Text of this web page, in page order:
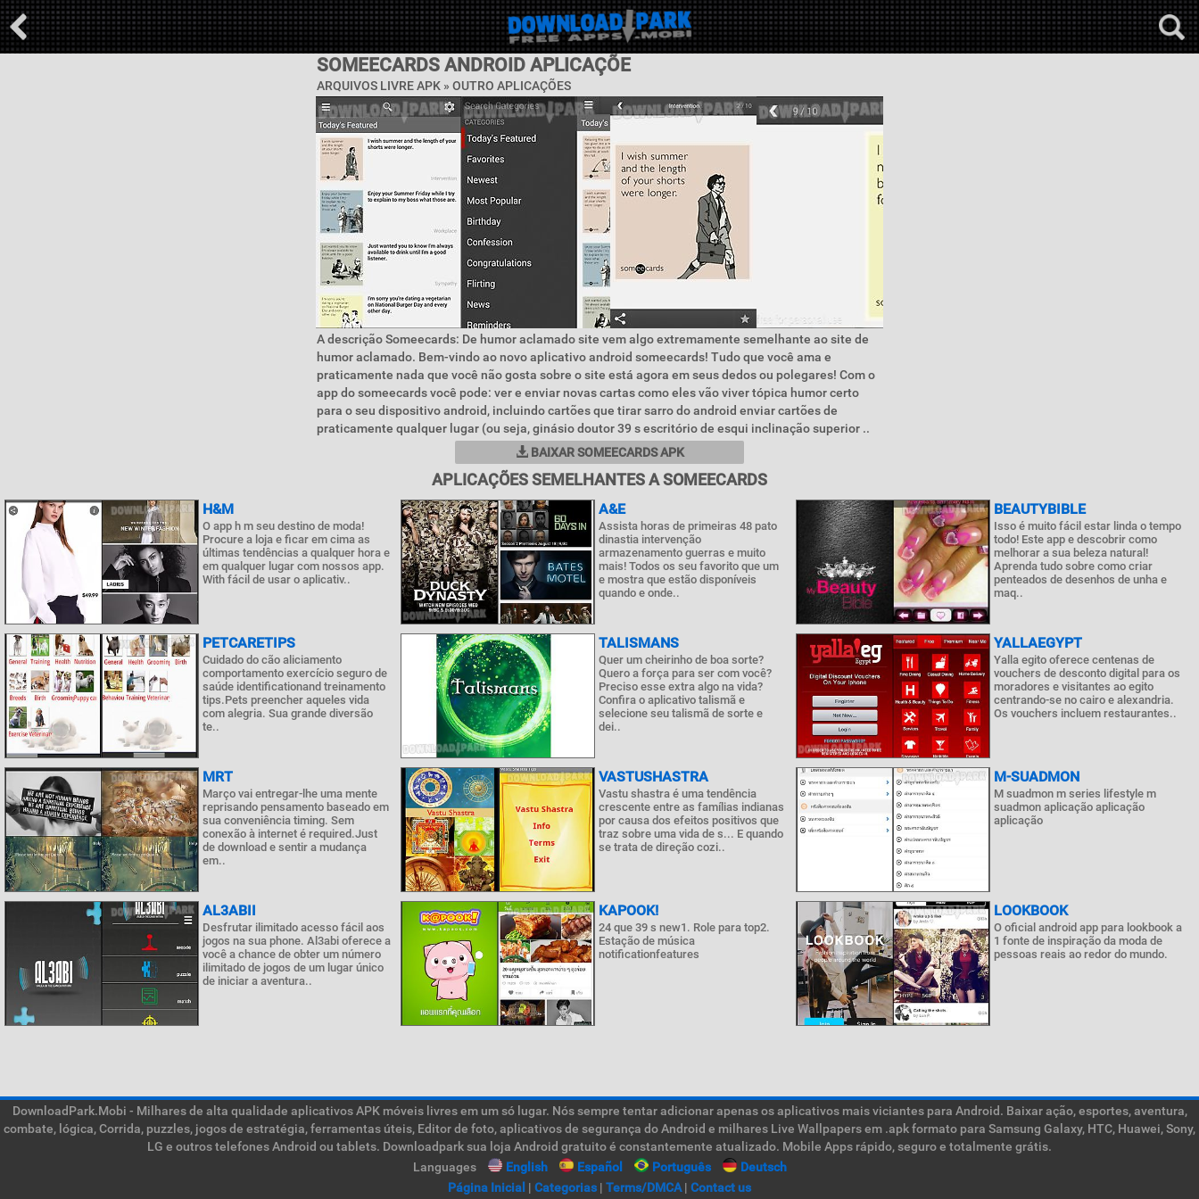
SOMEECARDS ANDROID APLICAÇÕE
ARQUIVOS LIVRE APK » OUTRO APLICAÇÕES
A descrição Someecards: De humor aclamado site vem algo extremamente semelhante ao site de
humor aclamado. Bem-vindo ao novo aplicativo android someecards! Tudo que você ama e
praticamente nada que você não gosta sobre o site está agora em seus dedos ou polegares! Com o
app do someecards você pode: ver e enviar novas cartas como eles vão viver tópica humor certo
para o seu dispositivo android, incluindo cartões que tirar sarro do android enviar cartões de
praticamente qualquer lugar (ou seja, ginásio doutor 39 s escritório de esqui inclinação superior ..
BAIXAR SOMEECARDS APK
APLICAÇÕES SEMELHANTES A SOMEECARDS
H&M
O app h m seu destino de moda!
Procure a loja e ficar em cima as
últimas tendências a qualquer hora e
em qualquer lugar com nossos app.
With fácil de usar o aplicativ..
A&E
Assista horas de primeiras 48 pato
dinastia intervenção
armazenamento guerras e muito
mais! Todos os seu favorito que um
e mostra que estão disponíveis
quando e onde..
BEAUTYBIBLE
Isso é muito fácil estar linda o tempo
todo! Este app e descobrir como
melhorar a sua beleza natural!
Aprenda tudo sobre como criar
penteados de desenhos de unha e
maq..
PETCARETIPS
Cuidado do cão aliciamento
comportamento exercício seguro de
saúde identificationand treinamento
tips.Pets preencher aqueles vida
com alegria. Sua grande diversão
te..
TALISMANS
Quer um cheirinho de boa sorte?
Quero a força para ser com você?
Preciso esse extra algo na vida?
Confira o aplicativo talismã e
selecione seu talismã de sorte e
dei..
YALLAEGYPT
Yalla egito oferece centenas de
vouchers de desconto digital para os
moradores e visitantes ao egito
centrando-se no cairo e alexandria.
Os vouchers incluem restaurantes..
MRT
Março vai entregar-lhe uma mente
reprisando pensamento baseado em
sua conveniência timing. Sem
conexão à internet é required.Just
de download e sentir a mudança
em..
VASTUSHASTRA
Vastu shastra é uma tendência
crescente entre as famílias indianas
por causa dos efeitos positivos que
traz sobre uma vida de s... E quando
se trata de direção cozi..
M-SUADMON
M suadmon m series lifestyle m
suadmon aplicação aplicação
aplicação
AL3ABII
Desfrutar ilimitado acesso fácil aos
jogos na sua phone. Al3abi oferece a
você a chance de obter um número
ilimitado de jogos de um lugar único
de iniciar a aventura..
KAPOOK!
24 que 39 s new1. Role para top2.
Estação de música
notificationfeatures
LOOKBOOK
O oficial android app para lookbook a
1 fonte de inspiração da moda de
pessoas reais ao redor do mundo.
DownloadPark.Mobi - Milhares de alta qualidade aplicativos APK móveis livres em um só lugar. Nós sempre tentar adicionar apenas os aplicativos mais viciantes para Android. Baixar ação, esportes, aventura,
combate, lógica, Corrida, puzzles, jogos de estratégia, ferramentas úteis, Editor de foto, aplicativos de segurança do Android e milhares Live Wallpapers em .apk formato para Samsung Galaxy, HTC, Huawei, Sony,
LG e outros telefones Android ou tablets. Downloadpark sua loja Android gratuito é constantemente atualizado. Mobile Apps rápido, seguro e totalmente grátis.
Languages
English Español Português
Deutsch
Página Inicial | Categorias | Terms/DMCA| Contact us